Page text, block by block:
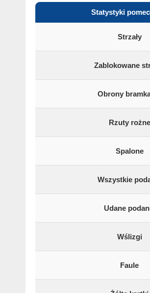
Statystyki
Strzały
Zablokowane
Obrony
Rzuty rożne
Spalone
Wszystkie
Udane
Wślizgi
Faule